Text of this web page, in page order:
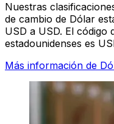
Nuestras
de cambio de Dólar
USD a USD. El código
estadounidenses es
Más información de